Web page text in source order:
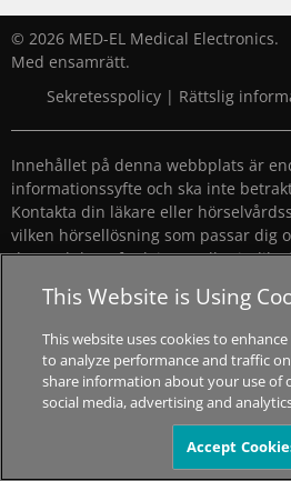
© 2026 MED-EL Medical Electronics.
Med ensamrätt.
Sekretesspolicy | Rättslig
Innehållet på denna webbplats är
informationssyfte och ska inte
Kontakta din läkare eller
vilken hörsellösning som passar dig
de produkter, funktioner eller
This Website is Using
This website uses cookies to
to analyze performance and traffic
share information about your use of
social media, advertising and
Accept